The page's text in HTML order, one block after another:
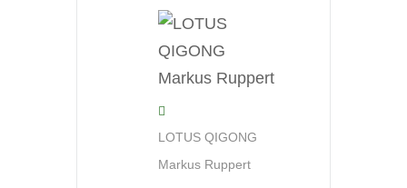
LOTUS QIGONG
Markus Ruppert